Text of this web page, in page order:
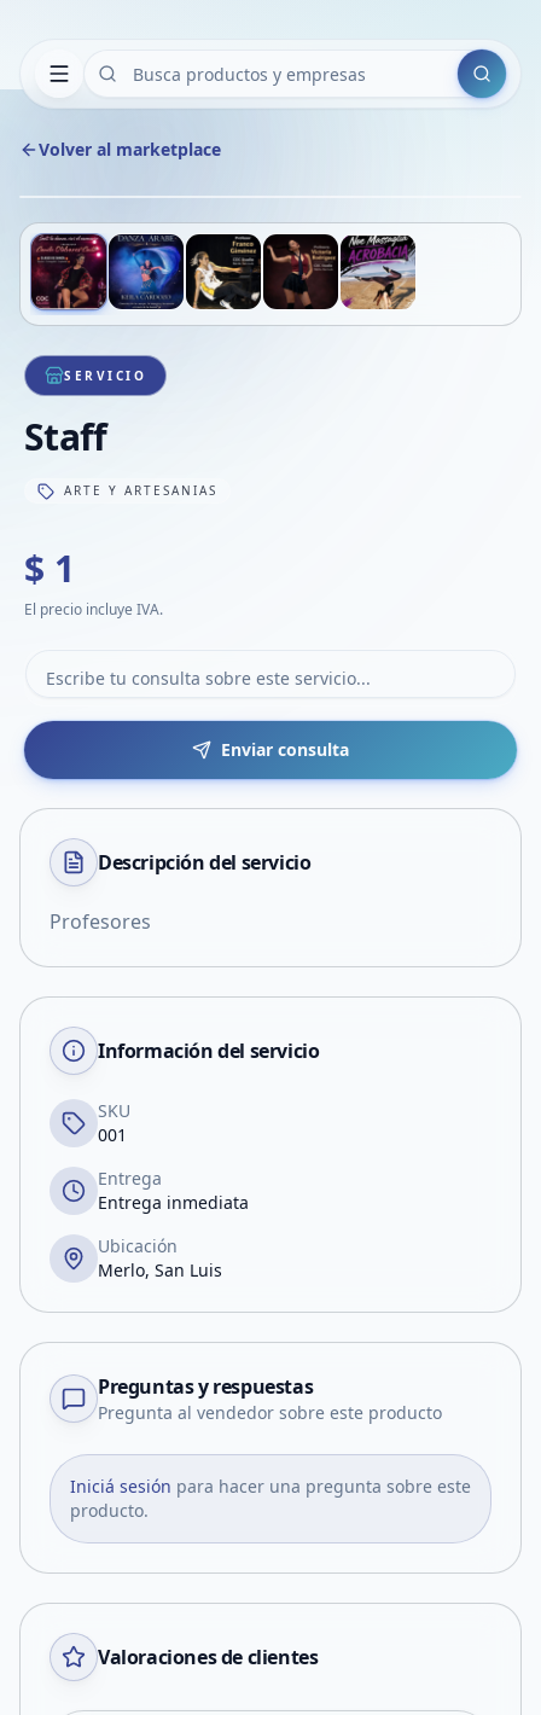
Buscar
Volver al marketplace
1/5
SERVICIO
Staff
ARTE Y ARTESANIAS
$ 1
El precio incluye IVA.
Enviar consulta
Descripción del servicio
Profesores
Información del servicio
SKU
001
Entrega
Entrega inmediata
Ubicación
Merlo, San Luis
Preguntas y respuestas
Pregunta al vendedor sobre este producto
Iniciá sesión para hacer una pregunta sobre este
producto.
Valoraciones de clientes